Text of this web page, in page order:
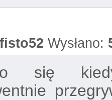
Wysłano:
się